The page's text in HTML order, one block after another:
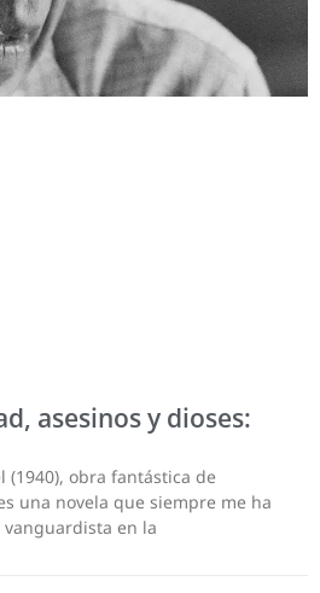
asesinos y dioses:
(1940), obra fantástica de
una novela que siempre me ha
en la